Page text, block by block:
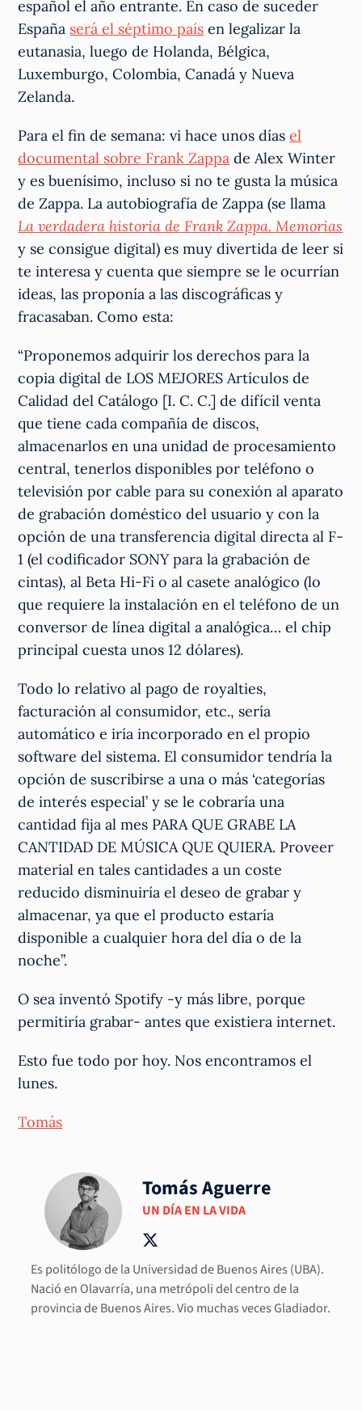
español el año entrante. En caso de suceder
España será el séptimo país en legalizar la
eutanasia, luego de Holanda, Bélgica,
Luxemburgo, Colombia, Canadá y Nueva
Zelanda.
Para el fin de semana: vi hace unos díasel
documental sobre Frank Zappa de Alex Winter
y es buenísimo, incluso si no te gusta la música
de Zappa. La autobiografía de Zappa (se llama
La verdadera historia de Frank Zappa. Memorias
y se consigue digital) es muy divertida de leer si
te interesa y cuenta que siempre se le ocurrían
ideas, las proponía a las discográficas y
fracasaban. Como esta:
“Proponemos adquirir los derechos para la
copia digital de LOS MEJORES Artículos de
Calidad del Catálogo [I. C. C.] de difícil venta
que tiene cada compañía de discos,
almacenarlos en una unidad de procesamiento
central, tenerlos disponibles por teléfono o
televisión por cable para su conexión al aparato
de grabación doméstico del usuario y con la
opción de una transferencia digital directa al F-
1 (el codificador SONY para la grabación de
cintas), al Beta Hi-Fi o al casete analógico (lo
que requiere la instalación en el teléfono de un
conversor de línea digital a analógica… el chip
principal cuesta unos 12 dólares).
Todo lo relativo al pago de royalties,
facturación al consumidor, etc., sería
automático e iría incorporado en el propio
software del sistema. El consumidor tendría la
opción de suscribirse a una o más ‘categorías
de interés especial’ y se le cobraría una
cantidad fija al mes PARA QUE GRABE LA
CANTIDAD DE MÚSICA QUE QUIERA. Proveer
material en tales cantidades a un coste
reducido disminuiría el deseo de grabar y
almacenar, ya que el producto estaría
disponible a cualquier hora del día o de la
noche”.
O sea inventó Spotify -y más libre, porque
permitiría grabar- antes que existiera internet.
Esto fue todo por hoy. Nos encontramos el
lunes.
Tomás
Tomás Aguerre
UN DÍA EN LA VIDA
Es politólogo de la Universidad de Buenos Aires (UBA).
Nació en Olavarría, una metrópoli del centro de la
provincia de Buenos Aires. Vio muchas veces Gladiador.